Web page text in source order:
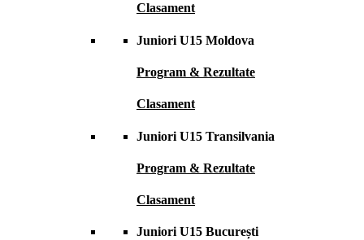
Clasament
Juniori U15 Moldova
Program & Rezultate
Clasament
Juniori U15 Transilvania
Program & Rezultate
Clasament
Juniori U15 București